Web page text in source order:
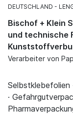
DEUTSCHLAND
Bischof + Klein
und technische
Verarbeiter von
Selbstklebefolien
·